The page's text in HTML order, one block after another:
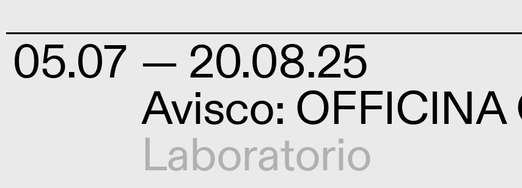
05.07 — 20.08.25
Avisco: OFFICINA
Laboratorio